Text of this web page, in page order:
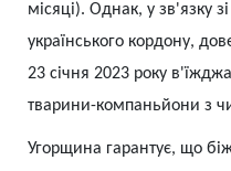
місяці). Однак, у зв'язку
українського кордону,
23 січня 2023 року
тварини-компаньйони з
Угорщина гарантує, що